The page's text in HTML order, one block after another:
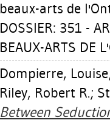
beaux-arts de
DOSSIER: 351 -
BEAUX-ARTS DE
Dompierre, Louise
Riley, Robert R.;
Between